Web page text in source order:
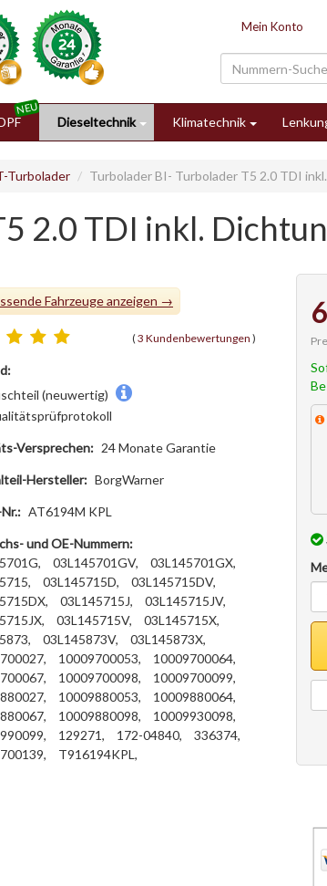
Mein Konto
Dieseltechnik Klimatechnik
Turbolader Turbolader BI- Turbolader T5 2.0 TDI
2.0 TDI inkl.
Fahrzeuge
(3 Kundenbewertungen )
(neuwertig)
Versprechen: 24 Monate Garantie
Hersteller: BorgWarner
AT6194M KPL
und OE-Nummern:
03L145701GV,
03L145701GX,
03L145715D,
03L145715DV,
03L145715J,
03L145715JV,
03L145715V,
03L145715X,
03L145873V,
03L145873X,
10009700053,
10009700064,
10009700098,
10009700099,
10009880053,
10009880064,
10009880098,
10009930098,
129271, 172-04840,
336374,
T916194KPL,